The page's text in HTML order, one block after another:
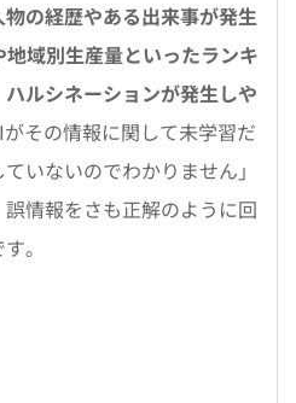
の経歴やある出来事が発生
域別生産量といったランキ
ルシネーションが発生しや
その情報に関して未学習だ
いないのでわかりません」
情報をさも正解のように回
。